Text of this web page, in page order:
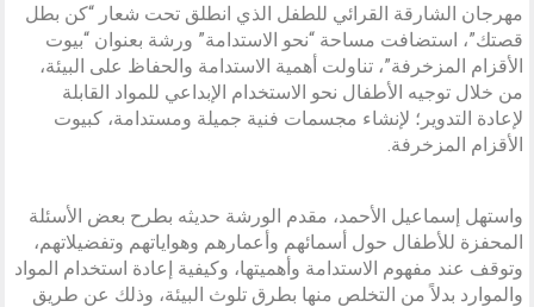
مهرجان الشارقة القرائي للطفل الذي انطلق تحت شعار “كن بطل
قصتك”، استضافت مساحة “نحو الاستدامة” ورشة بعنوان “بيوت
الأقزام المزخرفة”، تناولت أهمية الاستدامة والحفاظ على البيئة،
من خلال توجيه الأطفال نحو الاستخدام الإبداعي للمواد القابلة
لإعادة التدوير؛ لإنشاء مجسمات فنية جميلة ومستدامة، كبيوت
الأقزام المزخرفة.
واستهل إسماعيل الأحمد، مقدم الورشة حديثه بطرح بعض الأسئلة
المحفزة للأطفال حول أسمائهم وأعمارهم وهواياتهم وتفضيلاتهم،
وتوقف عند مفهوم الاستدامة وأهميتها، وكيفية إعادة استخدام المواد
والموارد بدلاً من التخلص منها بطرق تلوث البيئة، وذلك عن طريق